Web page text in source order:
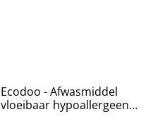
Ecodoo - Afwasmiddel
vloeibaar hypoallergeen